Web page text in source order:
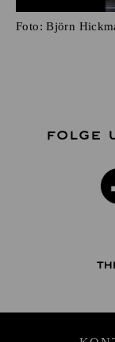
Foto: Björn
FOLGE